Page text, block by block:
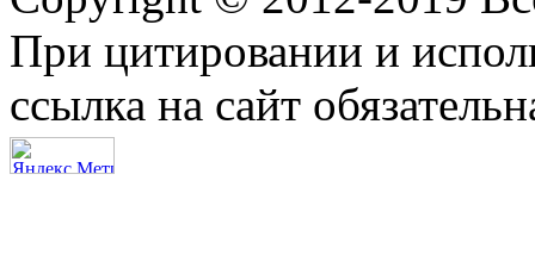
При цитировании и
ссылка на сайт